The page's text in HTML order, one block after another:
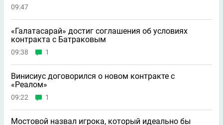
09:47
«Галатасарай» достиг соглашения об условиях
контракта с Батраковым
09:38 1
Винисиус договорился о новом контракте с
«Реалом»
09:22 1
Мостовой назвал игрока, который идеально бы